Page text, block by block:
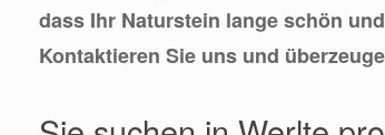
dass Ihr Naturstein lange schön
Kontaktieren Sie uns und